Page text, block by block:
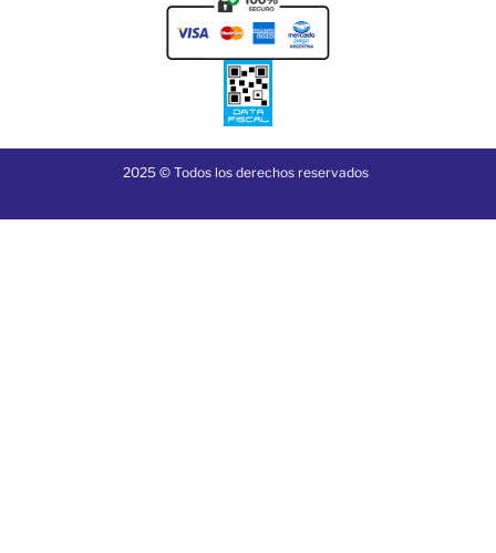
2025 © Todos los derechos reservados